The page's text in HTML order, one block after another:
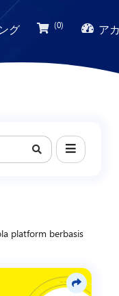
グ (0) ア
platform berbasis
maupun pemilik